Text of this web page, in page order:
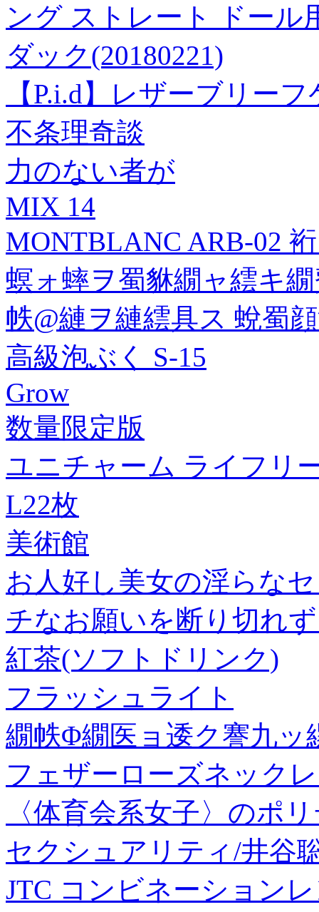
ング ストレート ドール
ダック(20180221)
【P.i.d】レザーブリー
不条理奇談
力のない者が
MIX 14
MONTBLANC ARB-02
螟ォ蟀ヲ蜀貅繝ャ繧キ
帙@縺ヲ縺繧具ス 蛻蜀
高級泡ぶく S-15
Grow
数量限定版
ユニチャーム ライフリ
L22枚
美術館
お人好し美女の淫らな
チなお願いを断り切れ
紅茶(ソフトドリンク)
フラッシュライト
繝帙Φ繝医ョ逶ク謇九ッ
フェザーローズネック
〈体育会系女子〉のポ
セクシュアリティ/井谷
JTC コンビネーション